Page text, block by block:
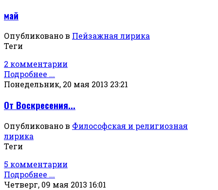
май
Опубликовано в Пейзажная лирика
Теги
2 комментарии
Подробнее ...
Понедельник, 20 мая 2013 23:21
От Воскресения...
Опубликовано в Философская и религиозная
лирика
Теги
5 комментарии
Подробнее ...
Четверг, 09 мая 2013 16:01